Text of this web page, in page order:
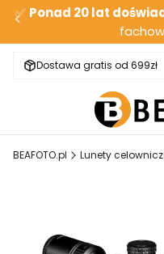
✅ Ponad 20 lat
Dostawa gratis od 699zł
BEAFOTO.pl Lunety